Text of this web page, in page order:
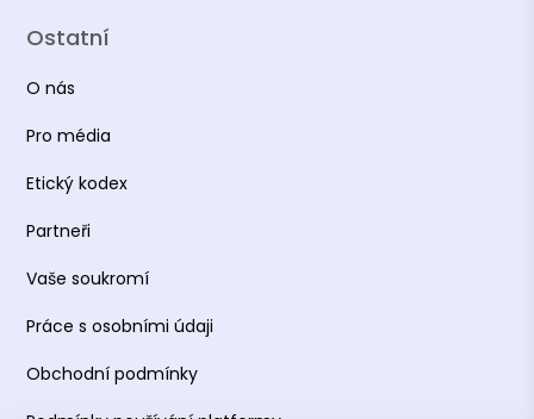
Ostatní
O nás
Pro média
Etický kodex
Partneři
Vaše soukromí
Práce s osobními údaji
Obchodní podmínky